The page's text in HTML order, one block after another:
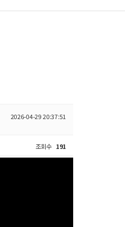
2026-04-29 20:37:51
조회수 191